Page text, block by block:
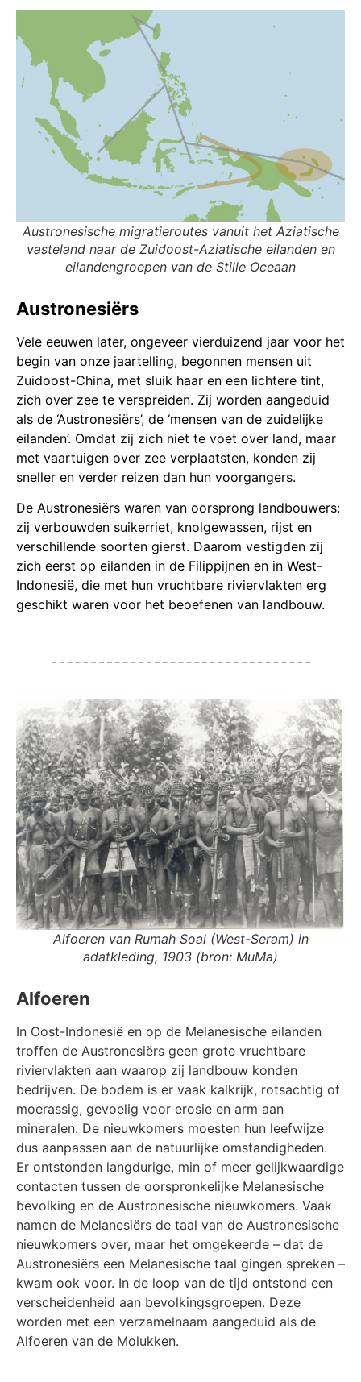
Austronesische migratieroutes vanuit het Aziatische
vasteland naar de Zuidoost-Aziatische eilanden en
eilandengroepen van de Stille Oceaan
Austronesiërs
Vele eeuwen later, ongeveer vierduizend jaar voor het
begin van onze jaartelling, begonnen mensen uit
Zuidoost-China, met sluik haar en een lichtere tint,
zich over zee te verspreiden. Zij worden aangeduid
als de ‘Austronesiërs’, de ‘mensen van de zuidelijke
eilanden’. Omdat zij zich niet te voet over land, maar
met vaartuigen over zee verplaatsten, konden zij
sneller en verder reizen dan hun voorgangers.
De Austronesiërs waren van oorsprong landbouwers:
zij verbouwden suikerriet, knolgewassen, rijst en
verschillende soorten gierst. Daarom vestigden zij
zich eerst op eilanden in de Filippijnen en in West-
Indonesië, die met hun vruchtbare riviervlakten erg
geschikt waren voor het beoefenen van landbouw.
Alfoeren van Rumah Soal (West-Seram) in
adatkleding, 1903 (bron: MuMa)
Alfoeren
In Oost-Indonesië en op de Melanesische eilanden
troffen de Austronesiërs geen grote vruchtbare
riviervlakten aan waarop zij landbouw konden
bedrijven. De bodem is er vaak kalkrijk, rotsachtig of
moerassig, gevoelig voor erosie en arm aan
mineralen. De nieuwkomers moesten hun leefwijze
dus aanpassen aan de natuurlijke omstandigheden.
Er ontstonden langdurige, min of meer gelijkwaardige
contacten tussen de oorspronkelijke Melanesische
bevolking en de Austronesische nieuwkomers. Vaak
namen de Melanesiërs de taal van de Austronesische
nieuwkomers over, maar het omgekeerde – dat de
Austronesiërs een Melanesische taal gingen spreken –
kwam ook voor. In de loop van de tijd ontstond een
verscheidenheid aan bevolkingsgroepen. Deze
worden met een verzamelnaam aangeduid als de
Alfoeren van de Molukken.